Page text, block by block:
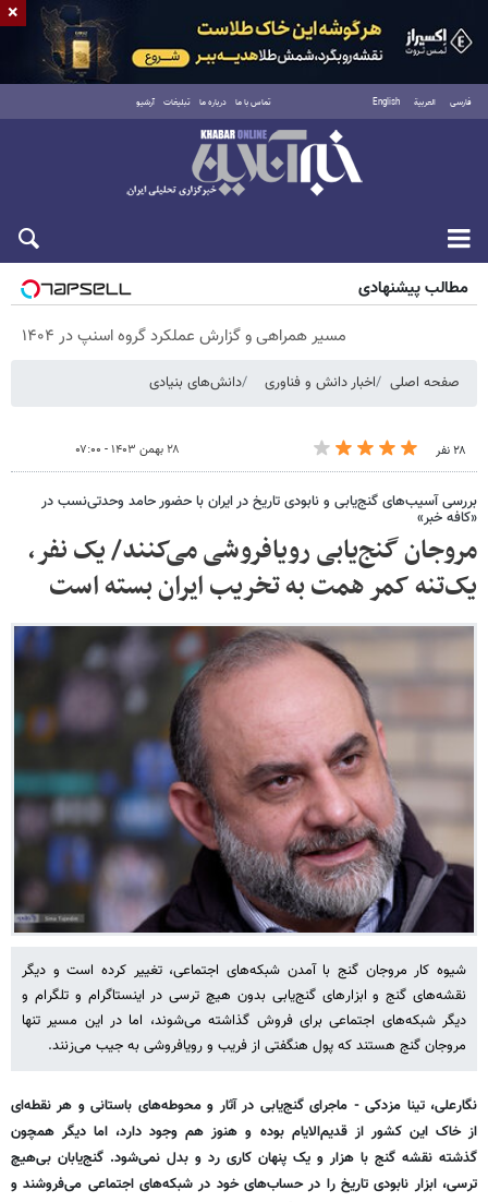
فارسی العربية English تماس با ما درباره ما تبلیغات آرشیو
پنجشنبه ۱۵ مرداد ۱۴۰۵
مطالب پیشنهادی
مسیر همراهی و گزارش عملکرد گروه اسنپ در ۱۴۰۴
صفحه اصلی اخبار دانش و فناوری دانش‌های بنیادی
۲۸ نفر ۲۸ بهمن ۱۴۰۳ - ۰۷:۰۰
بررسی آسیب‌های گنج‌یابی و نابودی تاریخ در ایران با حضور حامد وحدتی‌نسب در
«کافه خبر»
مروجان گنج‌یابی رویافروشی می‌کنند/ یک نفر،
یک‌تنه کمر همت به تخریب ایران بسته است
شیوه کار مروجان گنج با آمدن شبکه‌های اجتماعی، تغییر کرده است و دیگر
نقشه‌های گنج و ابزارهای گنج‌یابی بدون هیچ ترسی در اینستاگرام و تلگرام و
دیگر شبکه‌های اجتماعی برای فروش گذاشته می‌شوند، اما در این مسیر تنها
مروجان گنج هستند که پول هنگفتی از فریب و رویافروشی به جیب می‌زنند.
نگارعلی، تینا مزدکی - ماجرای گنج‌یابی در آثار و محوطه‌های باستانی و هر نقطه‌ای
از خاک این کشور از قدیم‌الایام بوده و هنوز هم وجود دارد، اما دیگر همچون
گذشته نقشه گنج با هزار و یک پنهان کاری رد و بدل نمی‌شود. گنج‌یابان بی‌هیچ
ترسی، ابزار نابودی تاریخ را در حساب‌های خود در شبکه‌های اجتماعی می‌فروشند و
×